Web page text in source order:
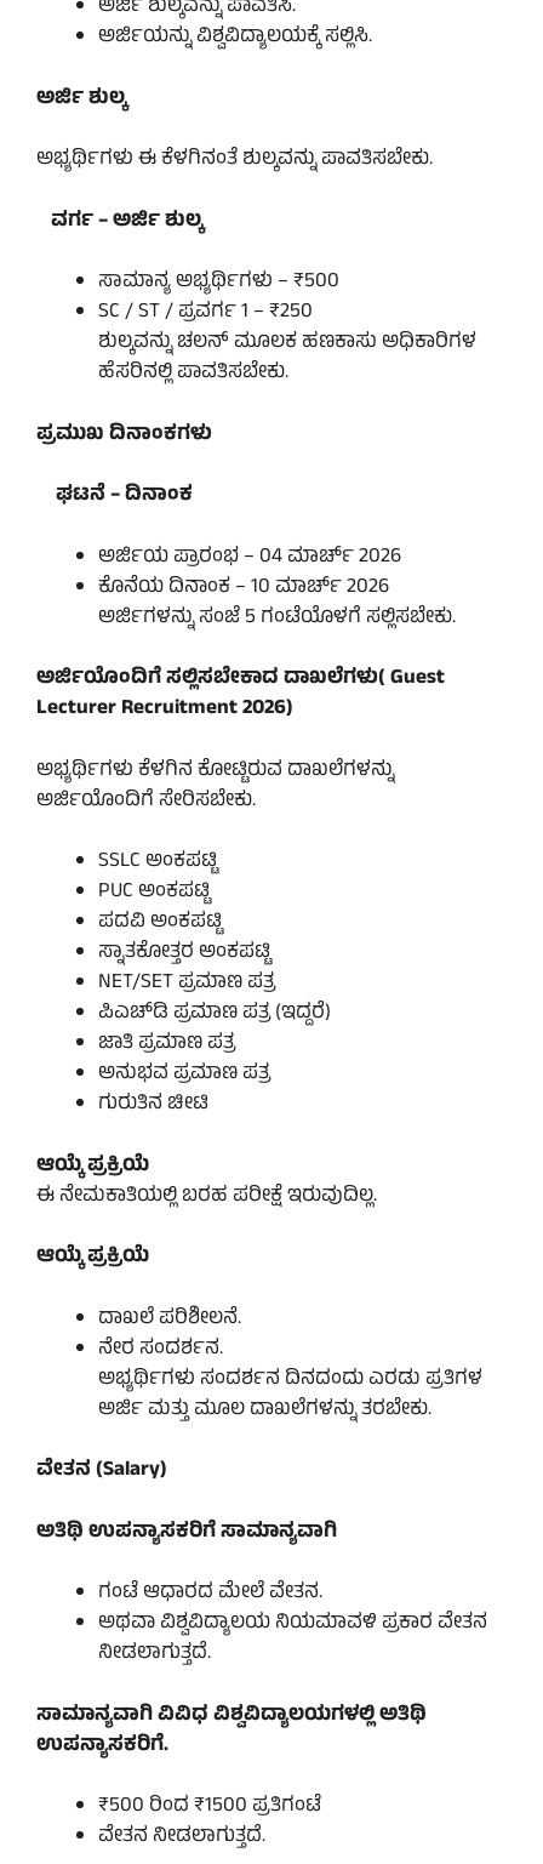
ಅರ್ಜಿ ಶುಲ್ಕವನ್ನು ಪಾವತಿಸಿ.
ಅರ್ಜಿಯನ್ನು ವಿಶ್ವವಿದ್ಯಾಲಯಕ್ಕೆ ಸಲ್ಲಿಸಿ.
ಅರ್ಜಿ ಶುಲ್ಕ
ಅಭ್ಯರ್ಥಿಗಳು ಈ ಕೆಳಗಿನಂತೆ ಶುಲ್ಕವನ್ನು ಪಾವತಿಸಬೇಕು.
ವರ್ಗ – ಅರ್ಜಿ ಶುಲ್ಕ
ಸಾಮಾನ್ಯ ಅಭ್ಯರ್ಥಿಗಳು – ₹500
SC / ST / ಪ್ರವರ್ಗ 1 – ₹250
ಶುಲ್ಕವನ್ನು ಚಲನ್ ಮೂಲಕ ಹಣಕಾಸು ಅಧಿಕಾರಿಗಳ
ಹೆಸರಿನಲ್ಲಿ ಪಾವತಿಸಬೇಕು.
ಪ್ರಮುಖ ದಿನಾಂಕಗಳು
ಘಟನೆ – ದಿನಾಂಕ
ಅರ್ಜಿಯ ಪ್ರಾರಂಭ – 04 ಮಾರ್ಚ್ 2026
ಕೊನೆಯ ದಿನಾಂಕ – 10 ಮಾರ್ಚ್ 2026
ಅರ್ಜಿಗಳನ್ನು ಸಂಜೆ 5 ಗಂಟೆಯೊಳಗೆ ಸಲ್ಲಿಸಬೇಕು.
ಅರ್ಜಿಯೊಂದಿಗೆ ಸಲ್ಲಿಸಬೇಕಾದ ದಾಖಲೆಗಳು( Guest
Lecturer Recruitment 2026)
ಅಭ್ಯರ್ಥಿಗಳು ಕೆಳಗಿನ ಕೋಟ್ಟಿರುವ ದಾಖಲೆಗಳನ್ನು
ಅರ್ಜಿಯೊಂದಿಗೆ ಸೇರಿಸಬೇಕು.
SSLC ಅಂಕಪಟ್ಟಿ
PUC ಅಂಕಪಟ್ಟಿ
ಪದವಿ ಅಂಕಪಟ್ಟಿ
ಸ್ನಾತಕೋತ್ತರ ಅಂಕಪಟ್ಟಿ
NET/SET ಪ್ರಮಾಣ ಪತ್ರ
ಪಿಎಚ್‌ಡಿ ಪ್ರಮಾಣ ಪತ್ರ (ಇದ್ದರೆ)
ಜಾತಿ ಪ್ರಮಾಣ ಪತ್ರ
ಅನುಭವ ಪ್ರಮಾಣ ಪತ್ರ
ಗುರುತಿನ ಚೀಟಿ
ಆಯ್ಕೆ ಪ್ರಕ್ರಿಯೆ
ಈ ನೇಮಕಾತಿಯಲ್ಲಿ ಬರಹ ಪರೀಕ್ಷೆ ಇರುವುದಿಲ್ಲ.
ಆಯ್ಕೆ ಪ್ರಕ್ರಿಯೆ
ದಾಖಲೆ ಪರಿಶೀಲನೆ.
ನೇರ ಸಂದರ್ಶನ.
ಅಭ್ಯರ್ಥಿಗಳು ಸಂದರ್ಶನ ದಿನದಂದು ಎರಡು ಪ್ರತಿಗಳ
ಅರ್ಜಿ ಮತ್ತು ಮೂಲ ದಾಖಲೆಗಳನ್ನು ತರಬೇಕು.
ವೇತನ (Salary)
ಅತಿಥಿ ಉಪನ್ಯಾಸಕರಿಗೆ ಸಾಮಾನ್ಯವಾಗಿ
ಗಂಟೆ ಆಧಾರದ ಮೇಲೆ ವೇತನ.
ಅಥವಾ ವಿಶ್ವವಿದ್ಯಾಲಯ ನಿಯಮಾವಳಿ ಪ್ರಕಾರ ವೇತನ
ನೀಡಲಾಗುತ್ತದೆ.
ಸಾಮಾನ್ಯವಾಗಿ ವಿವಿಧ ವಿಶ್ವವಿದ್ಯಾಲಯಗಳಲ್ಲಿ ಅತಿಥಿ
ಉಪನ್ಯಾಸಕರಿಗೆ.
₹500 ರಿಂದ ₹1500 ಪ್ರತಿಗಂಟೆ
ವೇತನ ನೀಡಲಾಗುತ್ತದೆ.